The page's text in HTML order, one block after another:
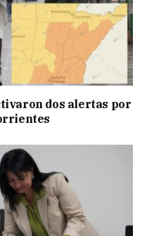
dos alertas por